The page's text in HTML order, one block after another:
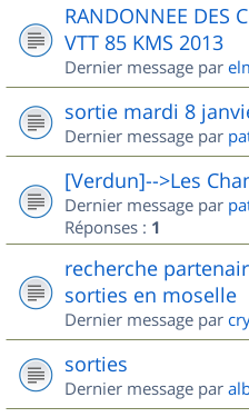
RANDONNEE DES
VTT 85 KMS 2013
Dernier message par
sortie mardi 8
Dernier message par
[Verdun]-->Les
Dernier message par
Réponses : 1
recherche
sorties en moselle
Dernier message par
sorties
Dernier message par